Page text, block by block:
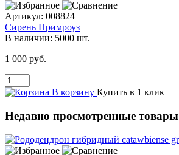
Артикул: 008824
Сирень Примроуз
В наличии: 5000 шт.
1 000 руб.
В корзину Купить в 1 клик
Недавно просмотренные товары